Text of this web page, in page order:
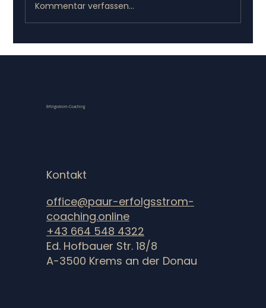
werden Sie gedacht?
Kommentar verfassen...
Erfolgsstrom-Coaching
Kontakt
office@paur-erfolgsstrom-
coaching.online
+43 664 548 4322
Ed. Hofbauer Str. 18/8
A-3500 Krems an der Donau